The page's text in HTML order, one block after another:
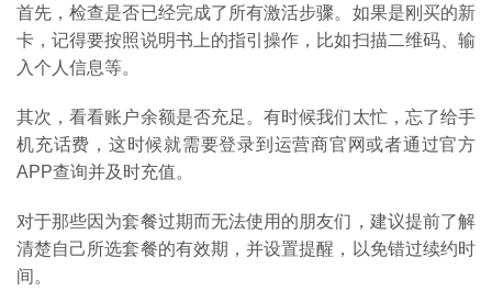
首
页
号
卡
百
首先，检查是否已经完成了所有激活步骤。如果是刚买的新
卡，记得要按照说明书上的指引操作，比如扫描二维码、输
入个人信息等。
其次，看看账户余额是否充足。有时候我们太忙，忘了给手
机充话费，这时候就需要登录到运营商官网或者通过官方
APP查询并及时充值。
对于那些因为套餐过期而无法使用的朋友们，建议提前了解
清楚自己所选套餐的有效期，并设置提醒，以免错过续约时
间。